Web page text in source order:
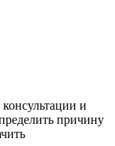
и
причину